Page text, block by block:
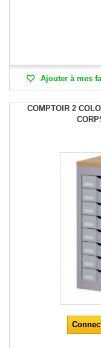
Ajouter à mes
COMPTOIR 2